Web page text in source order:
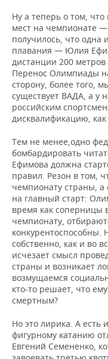
Ну а теперь о том,
мест на чемпионате —
получилось, что одна
плавания — Юлия
дистанции 200
Перенос Олимпиады
сторону, более того,
существует ВАДА, а у
российским
дисквалификацию,
Тем не менее,одно
бомбардировать
Ефимова должна
правил. Резон в том,
чемпионату страны, а
на главный старт:
время как соперницы
чемпионату,
конкурентоспособны.
собственно, как и во
исчезает смысл
страны и возникает
возмущаемся
кто-то решает, что
смертным?
Но это лирика. А есть
фигурному катанию
Евгений Семененко,